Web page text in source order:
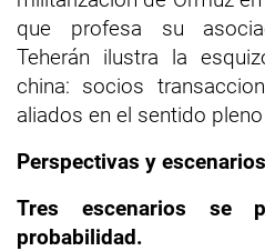
que profesa su
Teherán ilustra la
china: socios
aliados en el sentido
Perspectivas y escenarios
Tres escenarios se
probabilidad.